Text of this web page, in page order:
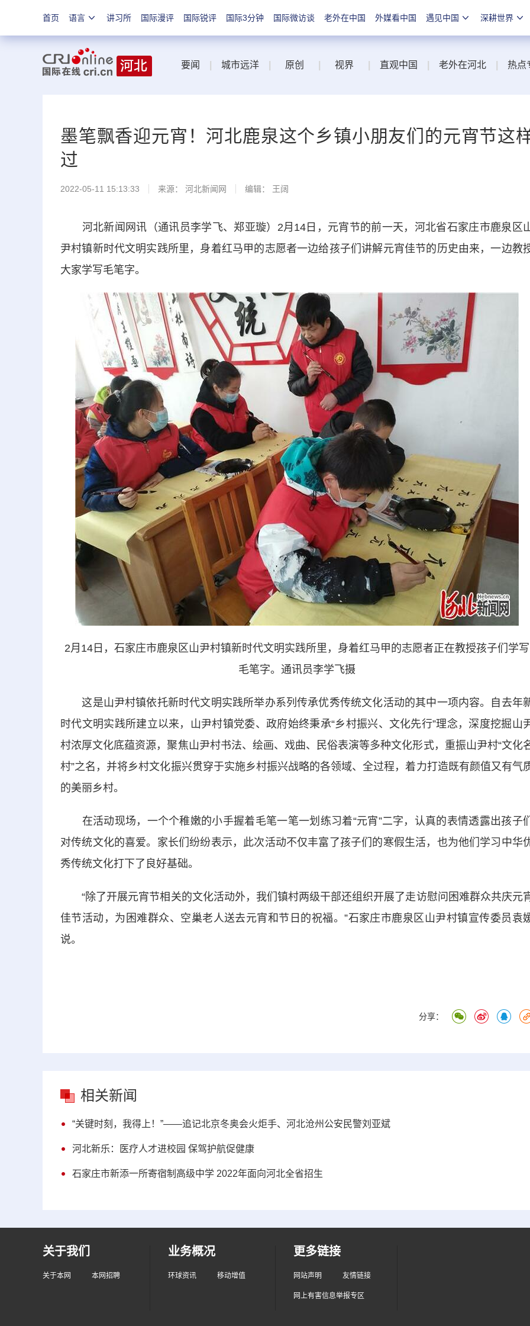
首页 语言 讲习所 国际漫评 国际锐评 国际3分钟 国际微访谈 老外在中国 外媒看中国 遇见中国 深耕世界
要闻 城市远洋 原创 视界 直观中国 老外在河北 热点
墨笔飘香迎元宵！河北鹿泉这个乡镇小朋友们的元宵节这
过
2022-05-11 15:13:33 来源： 河北新闻网 编辑： 王阔
河北新闻网讯（通讯员李学飞、郑亚璇）2月14日，元宵节的前一天，河北省石家庄市鹿泉区
尹村镇新时代文明实践所里，身着红马甲的志愿者一边给孩子们讲解元宵佳节的历史由来，一边教
大家学写毛笔字。
2月14日，石家庄市鹿泉区山尹村镇新时代文明实践所里，身着红马甲的志愿者正在教授孩子们学写
毛笔字。通讯员李学飞摄
这是山尹村镇依托新时代文明实践所举办系列传承优秀传统文化活动的其中一项内容。自去年
时代文明实践所建立以来，山尹村镇党委、政府始终秉承“乡村振兴、文化先行”理念，深度挖掘山
村浓厚文化底蕴资源，聚焦山尹村书法、绘画、戏曲、民俗表演等多种文化形式，重振山尹村“文化
村”之名，并将乡村文化振兴贯穿于实施乡村振兴战略的各领域、全过程，着力打造既有颜值又有气
的美丽乡村。
在活动现场，一个个稚嫩的小手握着毛笔一笔一划练习着“元宵”二字，认真的表情透露出孩子们
对传统文化的喜爱。家长们纷纷表示，此次活动不仅丰富了孩子们的寒假生活，也为他们学习中华
秀传统文化打下了良好基础。
“除了开展元宵节相关的文化活动外，我们镇村两级干部还组织开展了走访慰问困难群众共庆元
佳节活动，为困难群众、空巢老人送去元宵和节日的祝福。”石家庄市鹿泉区山尹村镇宣传委员袁
说。
分享：
相关新闻
“关键时刻，我得上！”——追记北京冬奥会火炬手、河北沧州公安民警刘亚斌
河北新乐：医疗人才进校园 保驾护航促健康
石家庄市新添一所寄宿制高级中学 2022年面向河北全省招生
关于我们
关于本网 本网招聘
业务概况
环球资讯 移动增值
更多链接
网站声明 友情链接
网上有害信息举报专区